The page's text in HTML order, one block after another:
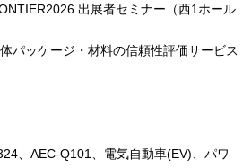
出展者セミナー（西1ホール
パッケージ・材料の信頼性評価サービス
、AEC-Q101、電気自動車(EV)、パワ